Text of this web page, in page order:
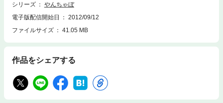
シリーズ
やんちゃぼ
電子版配信開始日
2012/09/12
ファイルサイズ
41.05 MB
作品をシェアする